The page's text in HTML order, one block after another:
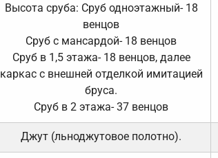
Высота сруба: Сруб одноэтажный- 18
венцов
Сруб с мансардой- 18 венцов
Сруб в 1,5 этажа- 18 венцов, далее
каркас с внешней отделкой имитацией
бруса.
Сруб в 2 этажа- 37 венцов
Джут (льноджутовое полотно).